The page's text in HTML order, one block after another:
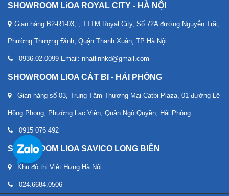
SHOWROOM LiOA ROYAL CITY - HÀ NỘI
Gian hàng B2-R1-03, , TTTM Royal City, Số 72A đường Nguyễn Trãi,
Phường Thượng Đình, Quận Thanh Xuân, TP Hà Nội
0936.02.0099 Email: nhatlinhkd@gmail.com
SHOWROOM LIOA CÁT BI - HẢI PHÒNG
Gian hàng số 03, Trung Tâm Thương Mại Catbi Plaza, 01 đường Lê
Hồng Phong, Phường Lạc Viên, Quận Ngô Quyền, Hải Phòng.
0915 076 492
SHOWROOM LIOA SAVICO LONG BIÊN
Khu đô thị Việt Hưng Hà Nội
024.6684.0506